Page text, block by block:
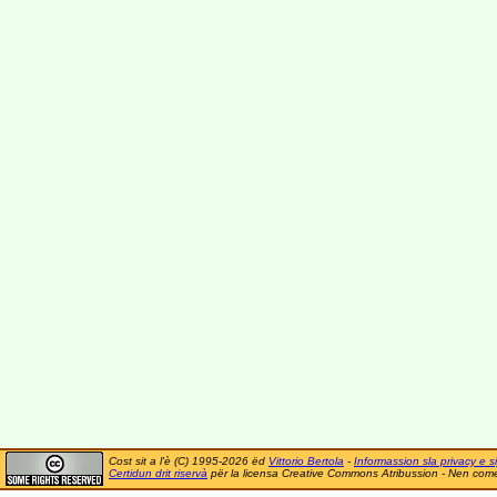
Cost sit a l'è (C) 1995-2026 ëd Vittorio Bertola - Informassion sla privacy e
Certidun drit riservà për la licensa Creative Commons Atribussion - Nen